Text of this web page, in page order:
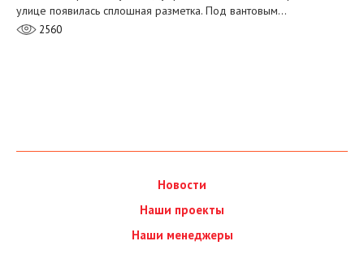
улице появилась сплошная разметка. Под вантовым…
2560
Новости
Наши проекты
Наши менеджеры